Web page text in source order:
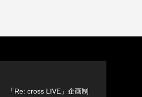
「Re: cross LIVE」企画制